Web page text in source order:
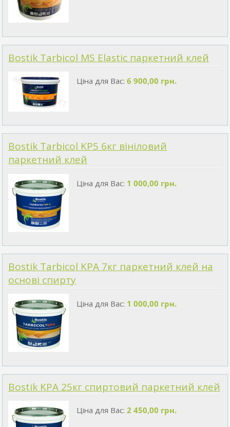
Bostik Tarbicol MS Elastic паркетний клей
Ціна для Вас: 6 900,00 грн.
Bostik Tarbicol KP5 6кг вініловий
паркетний клей
Ціна для Вас: 1 000,00 грн.
Bostik Tarbicol KPA 7кг паркетний клей на
основі спирту
Ціна для Вас: 1 000,00 грн.
Bostik KPA 25кг спиртовий паркетний клей
Ціна для Вас: 2 450,00 грн.